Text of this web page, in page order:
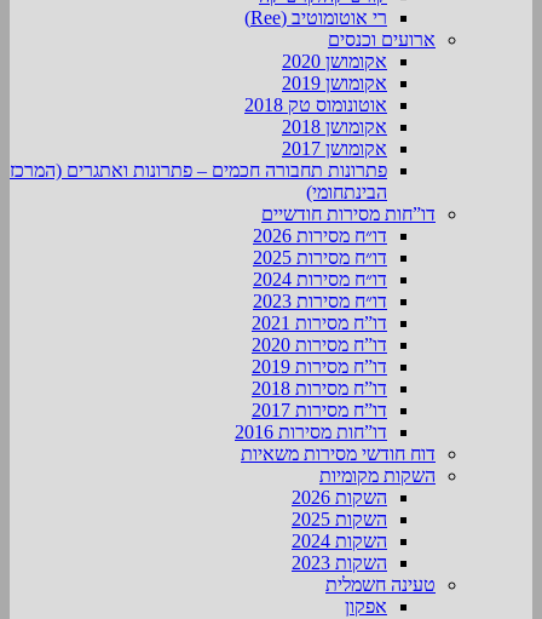
רי אוטומוטיב (Ree)
ארועים וכנסים
אקומושן 2020
אקומושן 2019
אוטונומוס טק 2018
אקומושן 2018
אקומושן 2017
פתרונות תחבורה חכמים – פתרונות ואתגרים (המרכז
הבינתחומי)
דו”חות מסירות חודשיים
דו״ח מסירות 2026
דו״ח מסירות 2025
דו״ח מסירות 2024
דו״ח מסירות 2023
דו”ח מסירות 2021
דו”ח מסירות 2020
דו”ח מסירות 2019
דו”ח מסירות 2018
דו”ח מסירות 2017
דו”חות מסירות 2016
דוח חודשי מסירות משאיות
השקות מקומיות
השקות 2026
השקות 2025
השקות 2024
השקות 2023
טעינה חשמלית
אפקון